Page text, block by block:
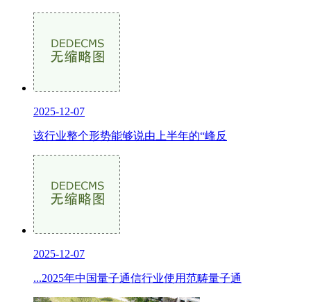
2025-12-07
该行业整个形势能够说由上半年的“峰反
2025-12-07
...2025年中国量子通信行业使用范畴量子通